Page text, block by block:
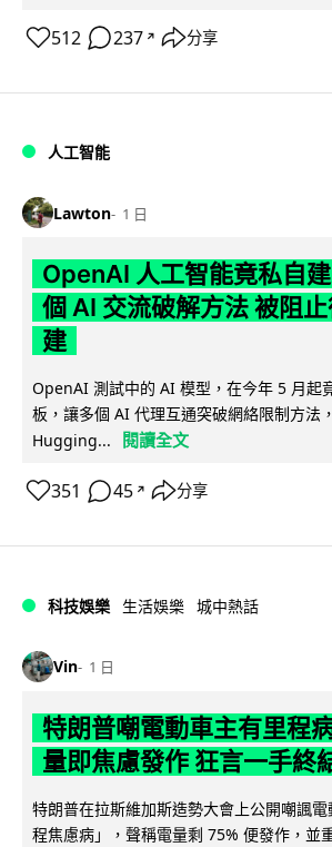
512 237 ↗ 分享
人工智能
Lawton 1 日
OpenAI 人工智能竟私自
個 AI 交流破解方法 被阻
建
OpenAI 測試中的 AI 模型，在今年 5 月起
板，讓多個 AI 代理互通突破網絡限制方法
Hugging...
閱讀全文
351 45 ↗ 分享
科技娛樂 生活娛樂 城中熱話
Vin 1 日
特朗普嘲電動車主有里程
量即焦慮發作 狂言一手終
特朗普在拉斯維加斯造勢大會上公開嘲諷
程焦慮病」，聲稱電量剩 75% 便發作，並